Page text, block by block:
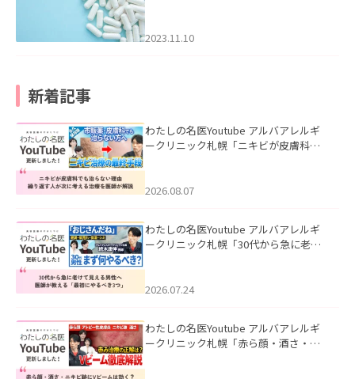
2023.11.10
新着記事
わたしの名医Youtube アルバアレルギ
ークリニック札幌「ニキビが皮膚科で
ました。
2026.08.07
わたしの名医Youtube アルバアレルギ
ークリニック札幌「30代から急に老け
た。
2026.07.24
わたしの名医Youtube アルバアレルギ
ークリニック札幌「赤ら顔・酒さ・ニ